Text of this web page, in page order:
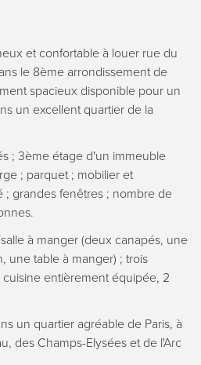
et confortable à louer rue du
le 8ème arrondissement de
spacieux disponible pour un
un excellent quartier de la
; 3ème étage d'un immeuble
; parquet ; mobilier et
; grandes fenêtres ; nombre de
à manger (deux canapés, une
une table à manger) ; trois
entièrement équipée, 2
un quartier agréable de Paris, à
des Champs-Elysées et de l'Arc